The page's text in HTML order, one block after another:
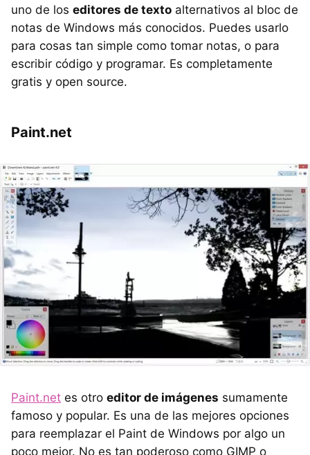
uno de los editores de texto alternativos al bloc de
notas de Windows más conocidos. Puedes usarlo
para cosas tan simple como tomar notas, o para
escribir código y programar. Es completamente
gratis y open source.
Paint.net
Paint.net es otro editor de imágenes sumamente
famoso y popular. Es una de las mejores opciones
para reemplazar el Paint de Windows por algo un
poco mejor. No es tan poderoso como GIMP o